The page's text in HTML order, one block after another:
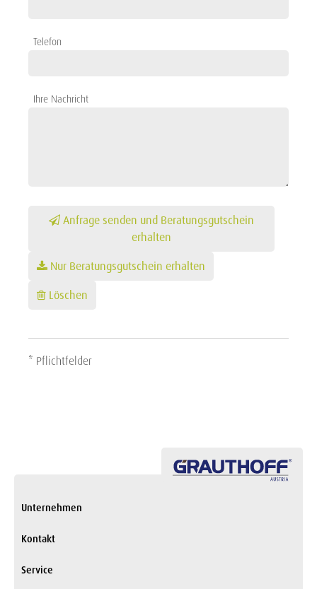
Telefon
Ihre Nachricht
Anfrage senden und Beratungsgutschein
erhalten
Nur Beratungsgutschein erhalten
Löschen
* Pflichtfelder
Unternehmen
Kontakt
Service